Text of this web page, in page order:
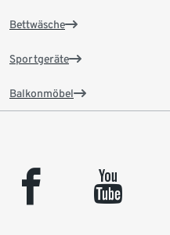
Bettwäsche
Sportgeräte
Balkonmöbel
facebook youtube